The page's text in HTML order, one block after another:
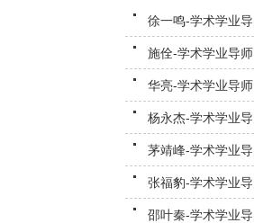
徐一鸣-学术学业
施佺-学术学业导师
华亮-学术学业导师
杨永杰-学术学业
茅靖峰-学术学业
张福豹-学术学业
邵叶秦-学术学业